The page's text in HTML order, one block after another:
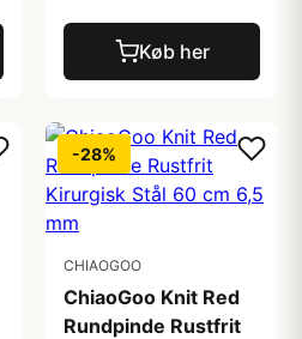
Køb her
-28%
CHIAOGOO
ChiaoGoo Knit Red
Rundpinde Rustfrit